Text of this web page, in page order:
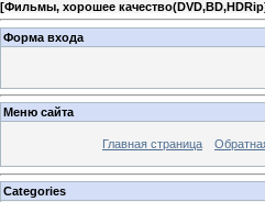
[Фильмы, хорошее
Форма входа
Меню сайта
Главная страница
Categories